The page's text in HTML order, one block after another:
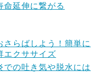
命延伸に繋がる
さらばしよう！簡単に
エクササイズ
での吐き気や脱水には